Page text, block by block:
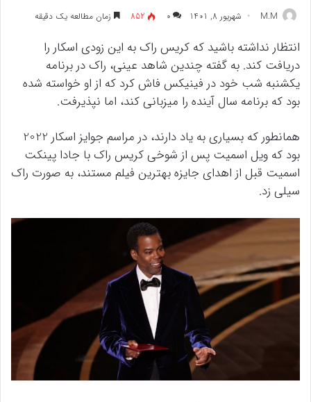
M.M شهریور 8, 1401 ۰ 852 زمان مطالعه یک دقیقه
انتظار نداشته باشید که کریس راک به این زودی اسکار را
دریافت کند. به گفته چندین شاهد عینی، راک در برنامه
یکشنبه شب خود در فینیکس فاش کرد که از او خواسته شده
بود که برنامه سال آینده را میزبانی کند، اما نپذیرفت.
همانطور که بسیاری به یاد دارند، در مراسم جوایز اسکار 2022
بود که ویل اسمیت پس از شوخی کریس راک با جادا پینکت
اسمیت قبل از اهدای جایزه بهترین فیلم مستند، به صورت راک
سیلی زد.